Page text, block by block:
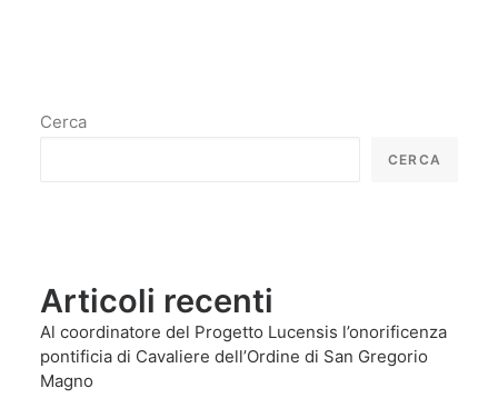
Cerca
CERCA
Articoli recenti
Al coordinatore del Progetto Lucensis l’onorificenza
pontificia di Cavaliere dell’Ordine di San Gregorio
Magno